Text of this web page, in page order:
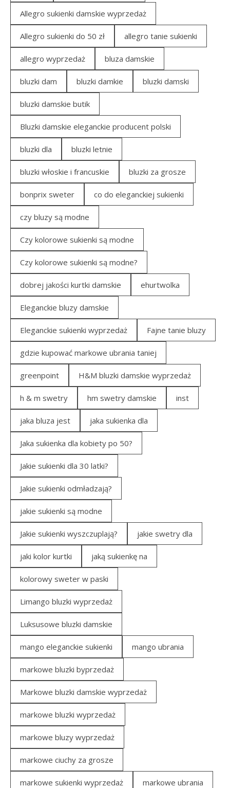
Allegro sukienki damskie wyprzedaż
Allegro sukienki do 50 zł allegro tanie sukienki
allegro wyprzedaż bluza damskie
bluzki dam bluzki damkie bluzki damski
bluzki damskie butik
Bluzki damskie eleganckie producent polski
bluzki dla bluzki letnie
bluzki włoskie i francuskie bluzki za grosze
bonprix sweter co do eleganckiej sukienki
czy bluzy są modne
Czy kolorowe sukienki są modne
Czy kolorowe sukienki są modne?
dobrej jakości kurtki damskie ehurtwolka
Eleganckie bluzy damskie
Eleganckie sukienki wyprzedaż Fajne tanie bluzy
gdzie kupować markowe ubrania taniej
greenpoint H&M bluzki damskie wyprzedaż
h & m swetry hm swetry damskie inst
jaka bluza jest jaka sukienka dla
Jaka sukienka dla kobiety po 50?
Jakie sukienki dla 30 latki?
Jakie sukienki odmładzają?
jakie sukienki są modne
Jakie sukienki wyszczuplają? jakie swetry dla
jaki kolor kurtki jaką sukienkę na
kolorowy sweter w paski
Limango bluzki wyprzedaż
Luksusowe bluzki damskie
mango eleganckie sukienki mango ubrania
markowe bluzki byprzedaż
Markowe bluzki damskie wyprzedaż
markowe bluzki wyprzedaż
markowe bluzy wyprzedaż
markowe ciuchy za grosze
markowe sukienki wyprzedaż markowe ubrania